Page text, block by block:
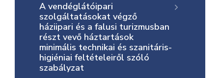
Önkormányzat
A vendéglátóipari
szolgáltatásokat végző
háziipari és a falusi turizmusban
részt vevő háztartások
minimális technikai és szanitáris-
higiéniai feltételeiről szóló
szabályzat